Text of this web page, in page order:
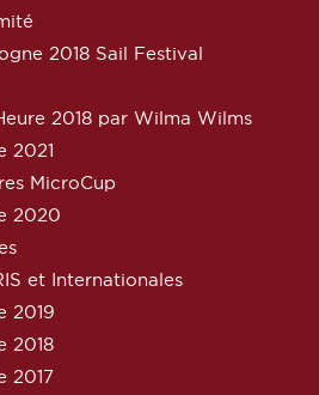
2018 Sail Festival
2018 par Wilma Wilms
2021
MicroCup
2020
et Internationales
2019
2018
2017